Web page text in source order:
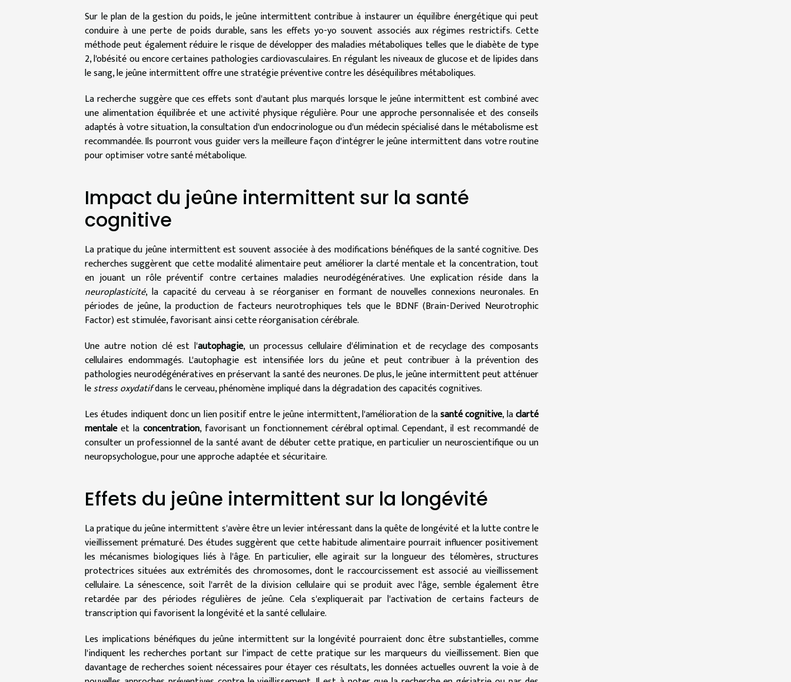
Sur le plan de la gestion du poids, le jeûne intermittent contribue à instaurer un équilibre énergétique qui peut
conduire à une perte de poids durable, sans les effets yo-yo souvent associés aux régimes restrictifs. Cette
méthode peut également réduire le risque de développer des maladies métaboliques telles que le diabète de type
2, l'obésité ou encore certaines pathologies cardiovasculaires. En régulant les niveaux de glucose et de lipides dans
le sang, le jeûne intermittent offre une stratégie préventive contre les déséquilibres métaboliques.
La recherche suggère que ces effets sont d'autant plus marqués lorsque le jeûne intermittent est combiné avec
une alimentation équilibrée et une activité physique régulière. Pour une approche personnalisée et des conseils
adaptés à votre situation, la consultation d'un endocrinologue ou d'un médecin spécialisé dans le métabolisme est
recommandée. Ils pourront vous guider vers la meilleure façon d'intégrer le jeûne intermittent dans votre routine
pour optimiser votre santé métabolique.
Impact du jeûne intermittent sur la santé
cognitive
La pratique du jeûne intermittent est souvent associée à des modifications bénéfiques de la santé cognitive. Des
recherches suggèrent que cette modalité alimentaire peut améliorer la clarté mentale et la concentration, tout
en jouant un rôle préventif contre certaines maladies neurodégénératives. Une explication réside dans la
neuroplasticité, la capacité du cerveau à se réorganiser en formant de nouvelles connexions neuronales. En
périodes de jeûne, la production de facteurs neurotrophiques tels que le BDNF (Brain-Derived Neurotrophic
Factor) est stimulée, favorisant ainsi cette réorganisation cérébrale.
Une autre notion clé est l'autophagie, un processus cellulaire d'élimination et de recyclage des composants
cellulaires endommagés. L'autophagie est intensifiée lors du jeûne et peut contribuer à la prévention des
pathologies neurodégénératives en préservant la santé des neurones. De plus, le jeûne intermittent peut atténuer
lestress oxydatifdans le cerveau, phénomène impliqué dans la dégradation des capacités cognitives.
Les études indiquent donc un lien positif entre le jeûne intermittent, l'amélioration de lasanté cognitive, laclarté
mentaleet la concentration, favorisant un fonctionnement cérébral optimal. Cependant, il est recommandé de
consulter un professionnel de la santé avant de débuter cette pratique, en particulier un neuroscientifique ou un
neuropsychologue, pour une approche adaptée et sécuritaire.
Effets du jeûne intermittent sur la longévité
La pratique du jeûne intermittent s'avère être un levier intéressant dans la quête de longévité et la lutte contre le
vieillissement prématuré. Des études suggèrent que cette habitude alimentaire pourrait influencer positivement
les mécanismes biologiques liés à l'âge. En particulier, elle agirait sur la longueur des télomères, structures
protectrices situées aux extrémités des chromosomes, dont le raccourcissement est associé au vieillissement
cellulaire. La sénescence, soit l'arrêt de la division cellulaire qui se produit avec l'âge, semble également être
retardée par des périodes régulières de jeûne. Cela s'expliquerait par l'activation de certains facteurs de
transcription qui favorisent la longévité et la santé cellulaire.
Les implications bénéfiques du jeûne intermittent sur la longévité pourraient donc être substantielles, comme
l'indiquent les recherches portant sur l'impact de cette pratique sur les marqueurs du vieillissement. Bien que
davantage de recherches soient nécessaires pour étayer ces résultats, les données actuelles ouvrent la voie à de